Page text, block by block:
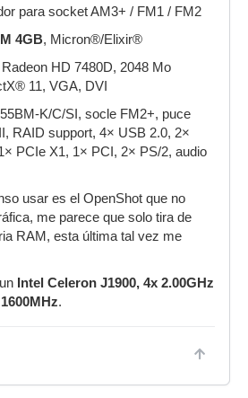
para socket AM3+ / FM1 / FM2
4GB, Micron®/Elixir®
HD 7480D, 2048 Mo
11, VGA, DVI
K/C/SI, socle FM2+, puce
RAID support, 4× USB 2.0, 2×
PCIe X1, 1× PCI, 2× PS/2, audio
usar es el OpenShot que no
me parece que solo tira de
RAM, esta última tal vez me
Intel Celeron J1900, 4x 2.00GHz
.